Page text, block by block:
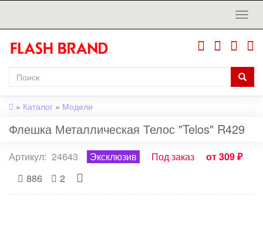
» Каталог » Модели
Флешка Металлическая Телос "Telos" R429
Артикул: 24643 Эксклюзив Под заказ
от 309 ₽
886
2